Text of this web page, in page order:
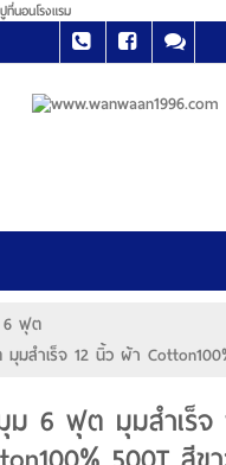
นอนโรงแรม
ฟุต
สำเร็จ 12 นิ้ว ผ้า
ม 6 ฟุต มุมสำเร็จ